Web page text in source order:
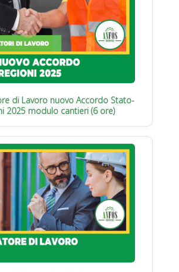
di Lavoro nuovo Accordo Stato-
2025 modulo cantieri (6 ore)